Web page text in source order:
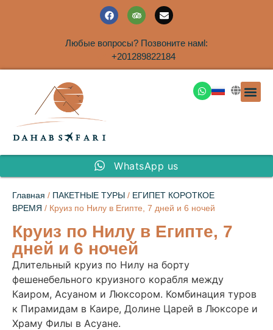
Любые вопросы? Позвоните намl:
+201289822184
WhatsApp us
Главная / ПАКЕТНЫЕ ТУРЫ / ЕГИПЕТ КОРОТКОЕ
ВРЕМЯ / Круиз по Нилу в Египте, 7 дней и 6 ночей
Круиз по Нилу в Египте, 7
дней и 6 ночей
Длительный круиз по Нилу на борту
фешенебельного круизного корабля между
Каиром, Асуаном и Люксором. Комбинация туров
к Пирамидам в Каире, Долине Царей в Люксоре и
Храму Филы в Асуане.